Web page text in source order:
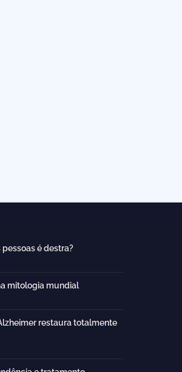
pessoas é destra?
mitologia mundial
restaura totalmente